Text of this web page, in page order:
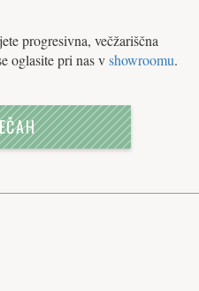
progresivna, večžariščna
oglasite pri nas vshowroomu.